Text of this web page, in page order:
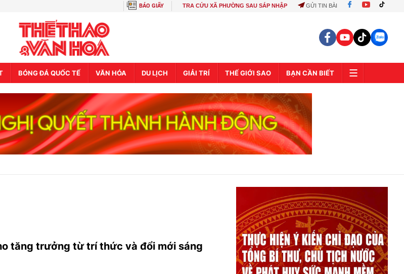
BÁO GIẤY TRA CỨU XÃ PHƯỜNG SAU SÁP NHẬP GỬI TIN BÀI
BÓNG ĐÁ QUỐC TẾ VĂN HÓA DU LỊCH GIẢI TRÍ THẾ GIỚI SAO BẠN CẦN BIẾT
tăng trưởng từ trí thức và đổi mới sáng